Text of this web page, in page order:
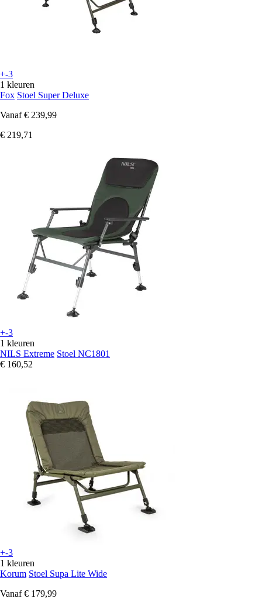
+-3
1 kleuren
Fox Stoel Super Deluxe
Vanaf € 239,99
€ 219,71
+-3
1 kleuren
NILS Extreme Stoel NC1801
€ 160,52
+-3
1 kleuren
Korum Stoel Supa Lite Wide
Vanaf € 179,99